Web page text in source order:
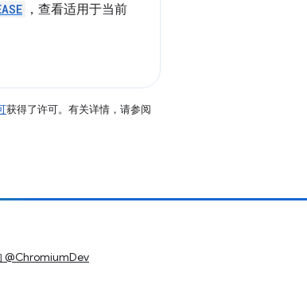
，查看适用于当前
获得了许可。有关详情，请参阅
@ChromiumDev